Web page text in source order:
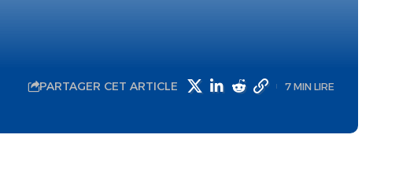
PARTAGER CET ARTICLE 7 MIN LIRE